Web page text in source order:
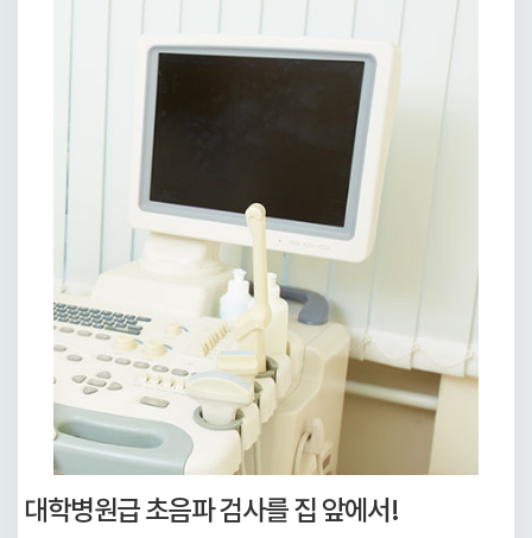
대학병원급 초음파 검사를 집 앞에서!